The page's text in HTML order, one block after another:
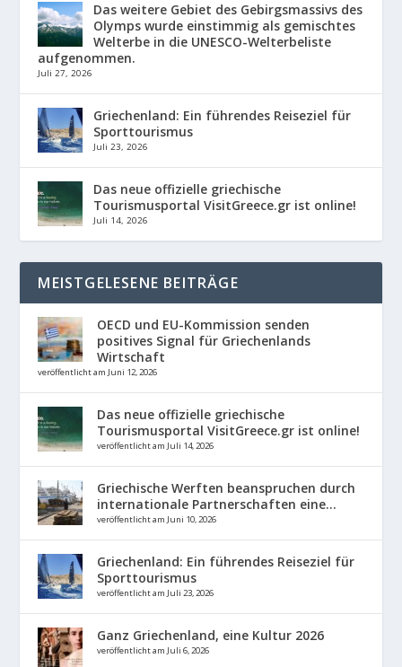
Das weitere Gebiet des Gebirgsmassivs des
Olymps wurde einstimmig als gemischtes
Welterbe in die UNESCO-Welterbeliste
aufgenommen.
Juli 27, 2026
Griechenland: Ein führendes Reiseziel für
Sporttourismus
Juli 23, 2026
Das neue offizielle griechische
Tourismusportal VisitGreece.gr ist online!
Juli 14, 2026
MEISTGELESENE BEITRÄGE
OECD und EU-Kommission senden
positives Signal für Griechenlands
Wirtschaft
veröffentlicht am Juni 12, 2026
Das neue offizielle griechische
Tourismusportal VisitGreece.gr ist online!
veröffentlicht am Juli 14, 2026
Griechische Werften beanspruchen durch
internationale Partnerschaften eine...
veröffentlicht am Juni 10, 2026
Griechenland: Ein führendes Reiseziel für
Sporttourismus
veröffentlicht am Juli 23, 2026
Ganz Griechenland, eine Kultur 2026
veröffentlicht am Juli 6, 2026